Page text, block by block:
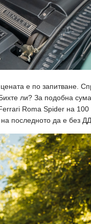
е по запитване.
ли? За подобна
Roma Spider на
последното да е без